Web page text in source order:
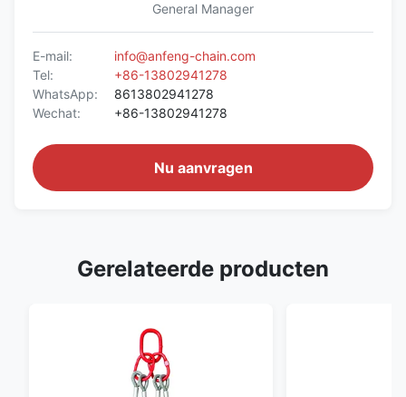
General Manager
E-mail:
info@anfeng-chain.com
Tel:
+86-13802941278
WhatsApp:
8613802941278
Wechat:
+86-13802941278
Nu aanvragen
Gerelateerde producten